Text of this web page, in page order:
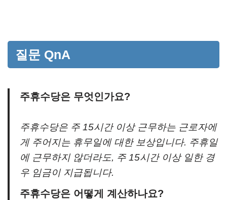
질문 QnA
주휴수당은 무엇인가요?
주휴수당은 주 15시간 이상 근무하는 근로자에
게 주어지는 휴무일에 대한 보상입니다. 주휴일
에 근무하지 않더라도, 주 15시간 이상 일한 경
우 임금이 지급됩니다.
주휴수당은 어떻게 계산하나요?